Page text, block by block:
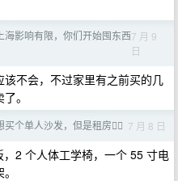
海影响有限，你们开始囤东西7 月 9
日
不会，不过家里有之前买的几
。
个单人沙发，但是租房😮‍💨 7 月 8 日
2 个人体工学椅，一个 55 寸电